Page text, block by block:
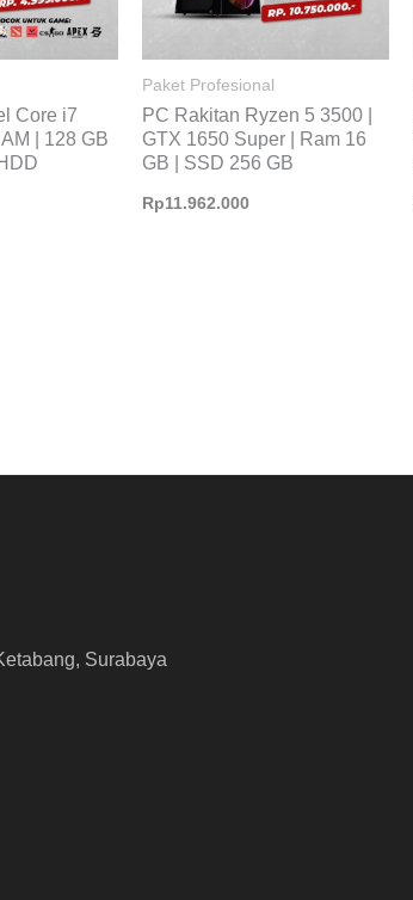
Core i7
| 128 GB
Paket Profesional
PC Rakitan Ryzen 5 3500 |
GTX 1650 Super | Ram 16
GB | SSD 256 GB
Rp11.962.000
Surabaya